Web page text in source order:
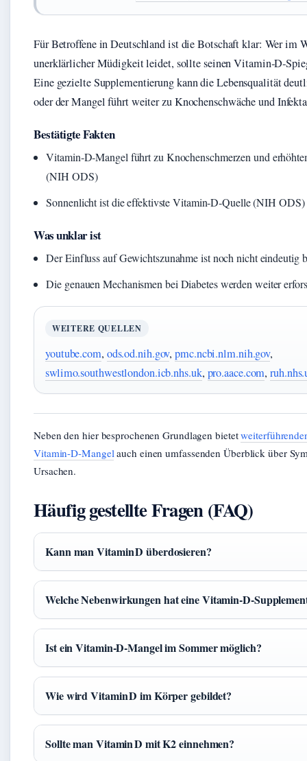
Für Betroffene in Deutschland ist die Botschaft klar: Wer im
unerklärlicher Müdigkeit leidet, sollte seinen
Eine gezielte Supplementierung kann die Lebensqualität
oder der Mangel führt weiter zu Knochenschwäche und
Bestätigte Fakten
Vitamin‑D‑Mangel führt zu Knochenschmerzen und
(NIH ODS)
Sonnenlicht ist die effektivste Vitamin‑D‑Quelle (NIH ODS)
Was unklar ist
Der Einfluss auf Gewichtszunahme ist noch nicht eindeutig
Die genauen Mechanismen bei Diabetes werden weiter
WEITERE QUELLEN
youtube.com, ods.od.nih.gov,pmc.ncbi.nlm.nih.gov,
swlimo.southwestlondon.icb.nhs.uk, pro.aace.com,
Neben den hier besprochenen Grundlagen bietet
Vitamin-D-Mangel auch einen umfassenden Überblick über
Ursachen.
Häufig gestellte Fragen (FAQ)
Kann man Vitamin D überdosieren?
Welche Nebenwirkungen hat eine
Ist ein Vitamin‑D‑Mangel im Sommer möglich?
Wie wird Vitamin D im Körper gebildet?
Sollte man Vitamin D mit K2 einnehmen?